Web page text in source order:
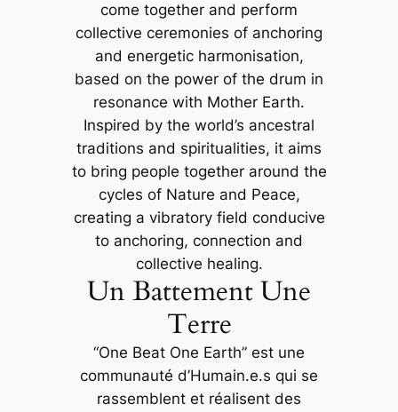
come together and perform
collective ceremonies of anchoring
and energetic harmonisation,
based on the power of the drum in
resonance with Mother Earth.
Inspired by the world’s ancestral
traditions and spiritualities, it aims
to bring people together around the
cycles of Nature and Peace,
creating a vibratory field conducive
to anchoring, connection and
collective healing.
Un Battement Une
Terre
“One Beat One Earth” est une
communauté d’Humain.e.s qui se
rassemblent et réalisent des